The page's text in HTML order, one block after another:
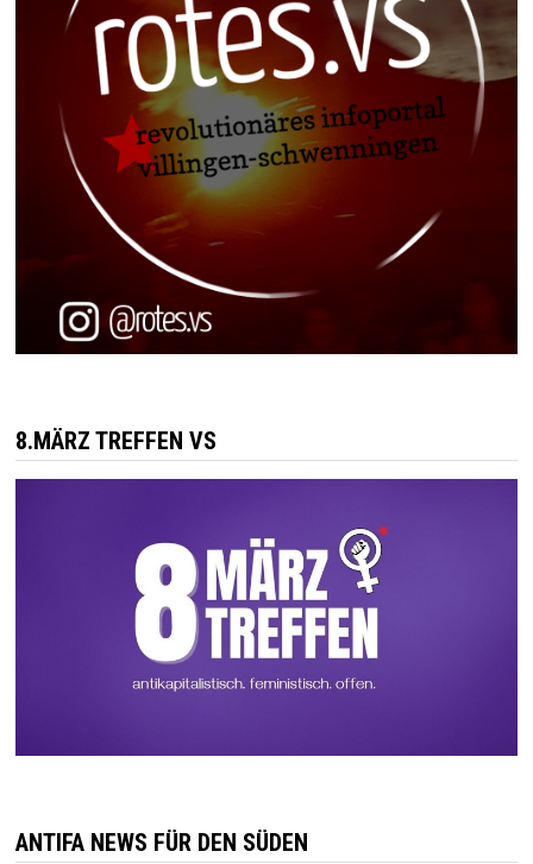
8.MÄRZ TREFFEN VS
ANTIFA NEWS FÜR DEN SÜDEN